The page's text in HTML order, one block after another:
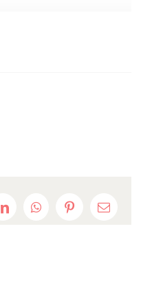
LinkedInWhatsAppPinterest
E-